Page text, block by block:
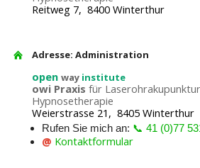
Reitweg 7, 8400 Winterthur
Adresse: Administration
open wayinstitute
owi Praxis für
Hypnosetherapie
Weierstrasse 21, 8405 Winterthur
Rufen Sie mich an: 📞 41 (0)77
@ Kontaktformular